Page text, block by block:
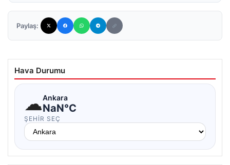
Paylaş:
Hava Durumu
☁Ankara
NaN°C
ŞEHIR SEÇ